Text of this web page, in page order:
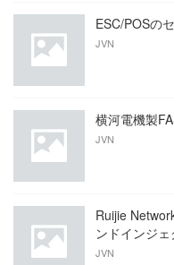
ESC/POSの
JVN
横河電機製
JVN
Ruijie
ンドインジ
JVN